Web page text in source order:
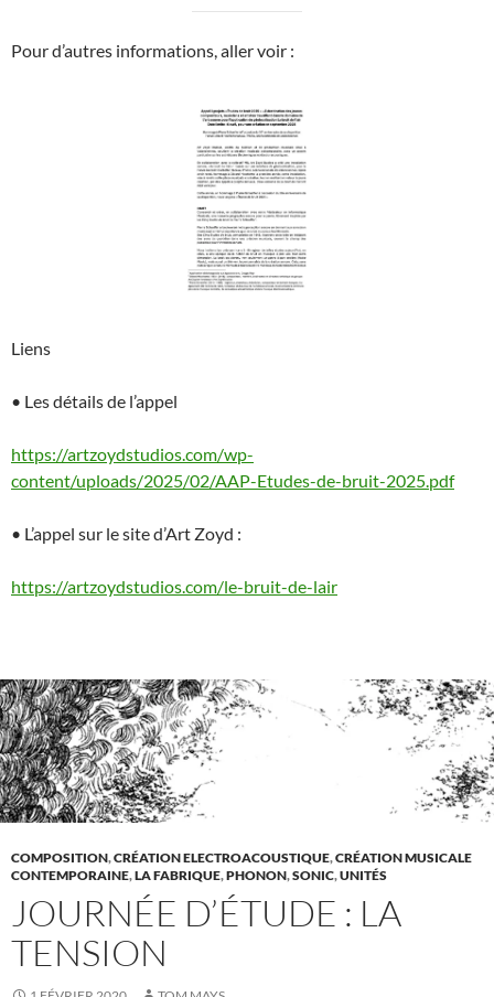
Pour d’autres informations, aller voir :
Liens
• Les détails de l’appel
https://artzoydstudios.com/wp-
content/uploads/2025/02/AAP-Etudes-de-bruit-2025.pdf
• L’appel sur le site d’Art Zoyd :
https://artzoydstudios.com/le-bruit-de-lair
COMPOSITION,CRÉATION ELECTROACOUSTIQUE,CRÉATION MUSICALE
CONTEMPORAINE,LA FABRIQUE,PHONON,SONIC,UNITÉS
JOURNÉE D’ÉTUDE : LA
TENSION